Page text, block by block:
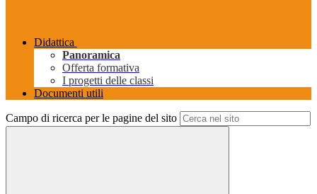
Didattica
Panoramica
Offerta formativa
I progetti delle classi
Documenti utili
Campo di ricerca per le pagine del sito